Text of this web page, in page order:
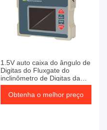
1.5V auto caixa do ângulo de
Digitas do Fluxgate do
inclinômetro de Digitas da
linha central da temperatura
Obtenha o melhor preço